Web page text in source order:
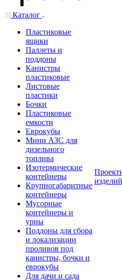
Каталог
Пластиковые
ящики
Паллеты и
поддоны
Канистры
пластиковые
Листовые
пластики
Бочки
Пластиковые
емкости
Еврокубы
Мини АЗС для
дизельного
топлива
Изотермические
контейнеры
Крупногабаритные
контейнеры
Мусорные
контейнеры и
урны
Поддоны для сбора
и локализации
проливов под
канистры, бочки и
еврокубы
Для дачи и сада
изделий